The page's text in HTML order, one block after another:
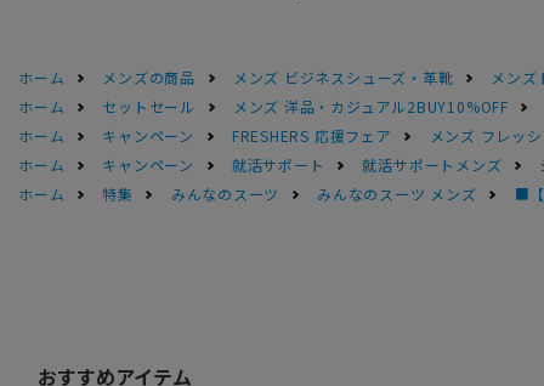
ホーム メンズの商品 メンズ ビジネスシューズ・革靴
メンズ
ホーム
セットセール
メンズ 洋品・カジュアル2BUY10%OFF
ホーム
キャンペーン FRESHERS 応援フェア
メンズ フレッ
ホーム
キャンペーン 就活サポート 就活サポートメンズ
ホーム
特集 みんなのスーツ みんなのスーツ メンズ ■